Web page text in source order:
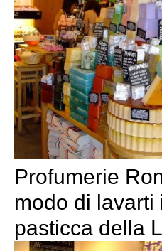
Profumerie
modo di lavarti
pasticca della